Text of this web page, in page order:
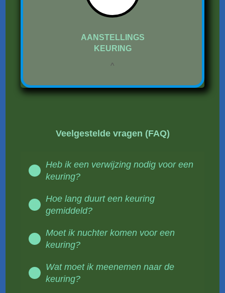
AANSTELLINGS
KEURING
^
Veelgestelde vragen (FAQ)
Heb ik een verwijzing nodig voor een
keuring?
Hoe lang duurt een keuring
gemiddeld?
Moet ik nuchter komen voor een
keuring?
Wat moet ik meenemen naar de
keuring?